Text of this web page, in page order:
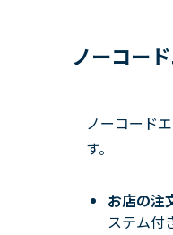
ノーコー
ノーコード
す。
お店の注
ステム付